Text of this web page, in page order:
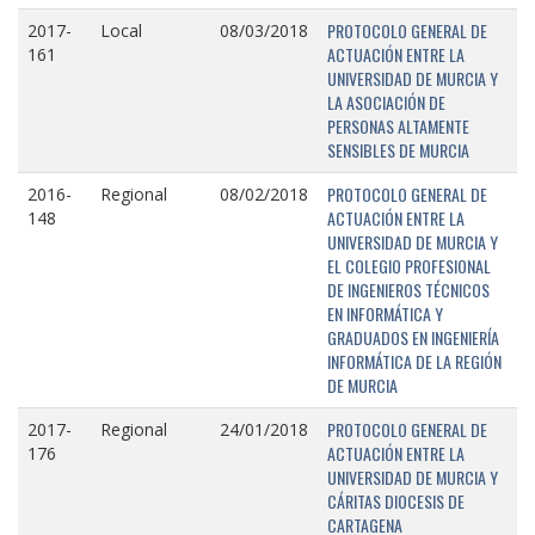
2017-
161
Local 08/03/2018
PROTOCOLO GENERAL DE
ACTUACIÓN ENTRE LA
UNIVERSIDAD DE MURCIA Y
LA ASOCIACIÓN DE
PERSONAS ALTAMENTE
SENSIBLES DE MURCIA
2016-
148
Regional 08/02/2018
PROTOCOLO GENERAL DE
ACTUACIÓN ENTRE LA
UNIVERSIDAD DE MURCIA Y
EL COLEGIO PROFESIONAL
DE INGENIEROS TÉCNICOS
EN INFORMÁTICA Y
GRADUADOS EN INGENIERÍA
INFORMÁTICA DE LA REGIÓN
DE MURCIA
2017-
176
Regional 24/01/2018
PROTOCOLO GENERAL DE
ACTUACIÓN ENTRE LA
UNIVERSIDAD DE MURCIA Y
CÁRITAS DIOCESIS DE
CARTAGENA